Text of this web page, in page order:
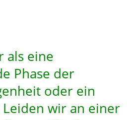
als eine
Phase der
oder ein
wir an einer